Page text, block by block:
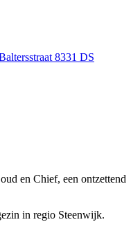
8331 DS
en Chief, een ontzettend
in regio Steenwijk.